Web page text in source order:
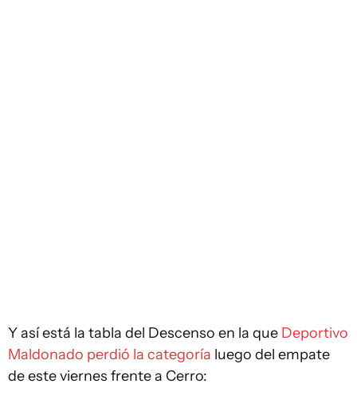
Y así está la tabla del Descenso en la que Deportivo
Maldonado perdió la categoría luego del empate
de este viernes frente a Cerro: